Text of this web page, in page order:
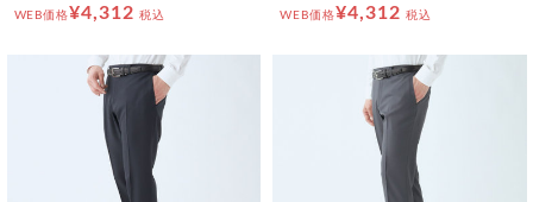
WEB価格¥4,312 税込 WEB価格¥4,312 税込